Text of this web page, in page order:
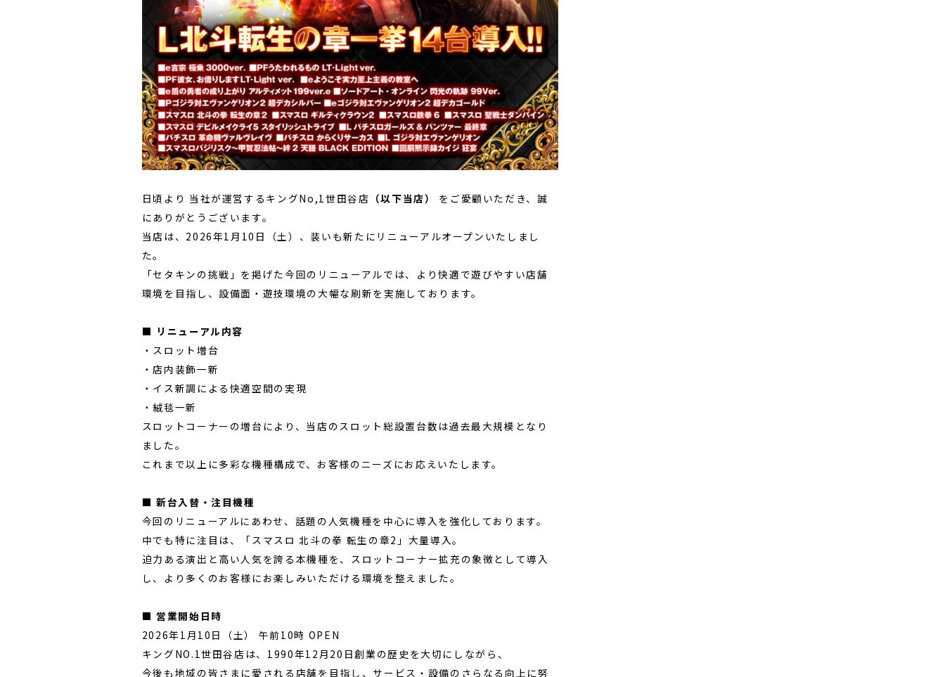
日頃より 当社が運営するキングNo,1世田谷店 （以下当店）
をご愛顧いただき、誠
にありがとうございます。
当店は、2026年1月10日（土）、装いも新たにリニューアルオープンいたしまし
た。
「セタキンの挑戦」を掲げた今回のリニューアルでは、より快適で遊びやすい店舗
環境を目指し、設備面・遊技環境の大幅な刷新を実施しております。
■ リニューアル内容
・スロット増台
・店内装飾一新
・イス新調による快適空間の実現
・絨毯一新
スロットコーナーの増台により、当店のスロット総設置台数は過去最大規模となり
ました。
これまで以上に多彩な機種構成で、お客様のニーズにお応えいたします。
■ 新台入替・注目機種
今回のリニューアルにあわせ、話題の人気機種を中心に導入を強化しております。
中でも特に注目は、「スマスロ 北斗の拳 転生の章2」大量導入。
迫力ある演出と高い人気を誇る本機種を、スロットコーナー拡充の象徴として導入
し、より多くのお客様にお楽しみいただける環境を整えました。
■ 営業開始日時
2026年1月10日（土） 午前10時 OPEN
キングNO.1世田谷店は、1990年12月20日創業の歴史を大切にしながら、
今後も地域の皆さまに愛される店舗を目指し、サービス・設備のさらなる向上に努